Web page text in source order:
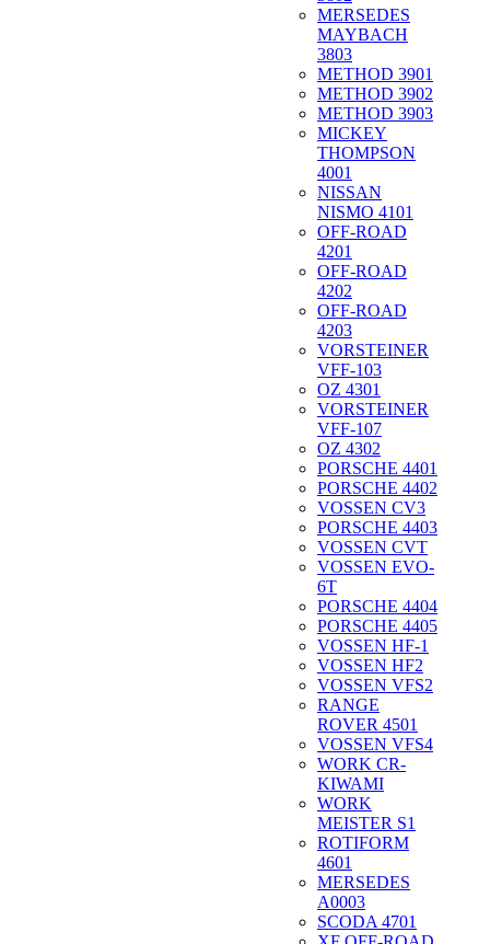
MERSEDES
MAYBACH
3803
METHOD 3901
METHOD 3902
METHOD 3903
MICKEY
THOMPSON
4001
NISSAN
NISMO 4101
OFF-ROAD
4201
OFF-ROAD
4202
OFF-ROAD
4203
VORSTEINER
VFF-103
OZ 4301
VORSTEINER
VFF-107
OZ 4302
PORSCHE 4401
PORSCHE 4402
VOSSEN CV3
PORSCHE 4403
VOSSEN CVT
VOSSEN EVO-
6T
PORSCHE 4404
PORSCHE 4405
VOSSEN HF-1
VOSSEN HF2
VOSSEN VFS2
RANGE
ROVER 4501
VOSSEN VFS4
WORK CR-
KIWAMI
WORK
MEISTER S1
ROTIFORM
4601
MERSEDES
A0003
SCODA 4701